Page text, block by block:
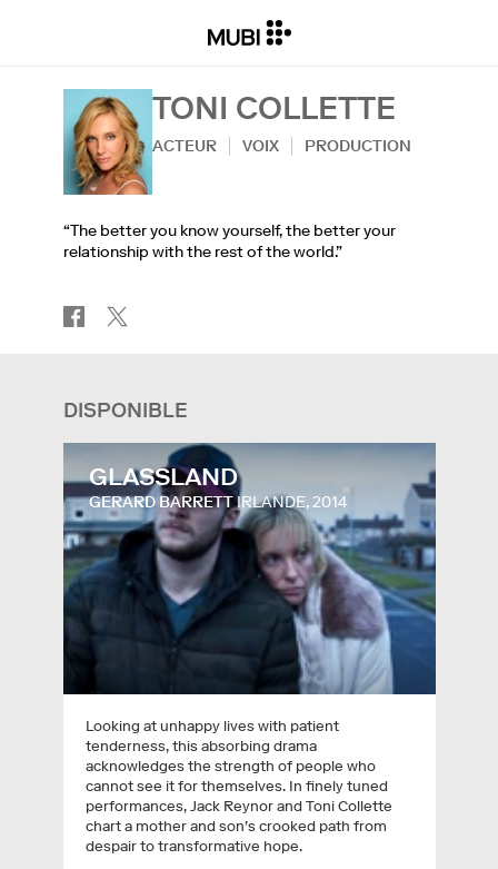
TONI COLLETTE
ACTEUR VOIX PRODUCTION
“The better you know yourself, the better your
relationship with the rest of the world.”
DISPONIBLE
GLASSLAND
GERARD BARRETTIRLANDE, 2014
Looking at unhappy lives with patient
tenderness, this absorbing drama
acknowledges the strength of people who
cannot see it for themselves. In finely tuned
performances, Jack Reynor and Toni Collette
chart a mother and son’s crooked path from
despair to transformative hope.